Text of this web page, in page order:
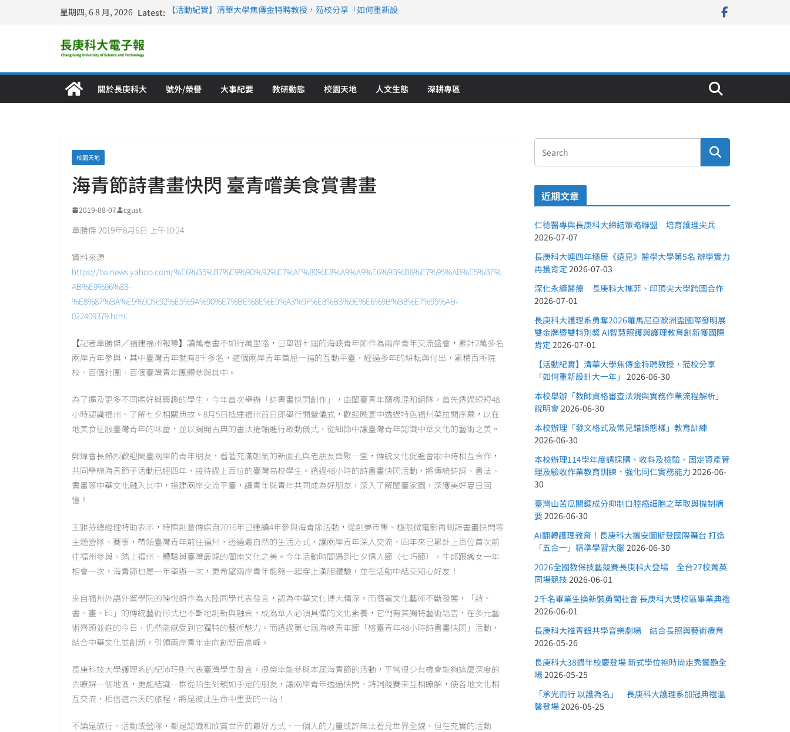
星期四, 6 8 月, 2026 Latest:
【活動紀實】清華大學焦傳金特聘教授，蒞校分享「如何重新設
長庚科大護理系勇奪2026羅馬尼亞歐洲盃國際發明展雙金牌暨雙
特別獎 AI智慧照護與護理教育創新獲國際肯定
關於長庚科大 號外/榮譽 大事紀要 教研動態 校園天地 人文生態 深耕專區
校園天地
海青節詩書畫快閃 臺青嚐美食賞書畫
2019-08-07 cgust
章勝傑 2019年8月6日 上午10:24
資料來源
https://tw.news.yahoo.com/%E6%B5%B7%E9%9D%92%E7%AF%80%E8%A9%A9%E6%9B%B8%E7%95%AB%E5%BF%
AB%E9%96%83-
%E8%87%BA%E9%9D%92%E5%9A%90%E7%BE%8E%E9%A3%9F%E8%B3%9E%E6%9B%B8%E7%95%AB-
022409379.html
【記者章勝傑／福建福州報導】讀萬卷書不如行萬里路，已舉辦七屆的海峽青年節作為兩岸青年交流盛會，累計2萬多名
兩岸青年參與，其中臺灣青年就有8千多名，這個兩岸青年首屈一指的互動平臺，經過多年的耕耘與付出，累積百所院
校、百個社團、百個臺灣青年團體參與其中。
為了擴及更多不同嗜好與興趣的學生，今年首次舉辦「詩書畫快閃創作」，由閩臺青年隨機混和組隊，首先透過短短48
小時認識福州、了解七夕相關典故。8月5日抵達福州首日即舉行開營儀式，歡迎晚宴中透過特色福州菜拉開序幕，以在
地美食征服臺灣青年的味蕾，並以揭開古典的書法捲軸進行啟動儀式，從細節中讓臺灣青年認識中華文化的藝術之美。
鄭煒會長熱烈歡迎閩臺兩岸的青年朋友，看著充滿朝氣的新面孔與老朋友齊聚一堂，傳統文化促進會跟中時相互合作，
共同舉辦海青節子活動已經四年，接待過上百位的臺灣高校學生。透過48小時的詩書畫快閃活動，將傳統詩詞、書法、
書畫等中華文化融入其中，搭建兩岸交流平臺，讓青年與青年共同成為好朋友，深入了解閩臺家園，深獲美好夏日回
憶！
王雅芬總經理特助表示，時際創意傳媒自2016年已連續4年參與海青節活動，從創夢市集、極限微電影再到詩書畫快閃等
主題營隊、賽事，帶領臺灣青年前往福州，透過最自然的生活方式，讓兩岸青年深入交流，四年來已累計上百位首次前
往福州參與、踏上福州、體驗與臺灣最親的閩南文化之美。今年活動時間遇到七夕情人節（七巧節），牛郎跟織女一年
相會一次，海青節也是一年舉辦一次，更希望兩岸青年能夠一起穿上漢服體驗，並在活動中結交知心好友！
來自福州外語外貿學院的陳悅妍作為大陸同學代表發言，認為中華文化博大精深，而隨著文化藝術不斷發展，「詩、
書、畫、印」的傳統藝術形式也不斷地創新與融合，成為華人必須具備的文化素養，它們有其獨特藝術語言，在多元藝
術齊頭並進的今日，仍然能感受到它獨特的藝術魅力。而透過第七屆海峽青年節「榕臺青年48小時詩書畫快閃」活動，
結合中華文化並創新，引領兩岸青年走向創新最高峰。
長庚科技大學護理系的紀沛玗則代表臺灣學生發言，很榮幸能參與本屆海青節的活動，平常很少有機會能夠這麼深度的
去瞭解一個地區，更能結識一群從陌生到親如手足的朋友，讓兩岸青年透過快閃、詩詞競賽來互相瞭解，使各地文化相
互交流，相信這六天的旅程，將是彼此生命中重要的一站！
不論是旅行、活動或營隊，都是認識和欣賞世界的最好方式，一個人的力量或許無法看見世界全貌，但在充實的活動
近期文章
仁德醫專與長庚科大締結策略聯盟 培育護理尖兵
2026-07-07
長庚科大連四年穩居《遠見》醫學大學第5名 辦學實力
再獲肯定 2026-07-03
深化永續醫療 長庚科大攜菲、印頂尖大學跨國合作
2026-07-01
長庚科大護理系勇奪2026羅馬尼亞歐洲盃國際發明展
雙金牌暨雙特別獎 AI智慧照護與護理教育創新獲國際
肯定 2026-07-01
【活動紀實】清華大學焦傳金特聘教授，蒞校分享
「如何重新設計大一年」 2026-06-30
本校舉辦「教師資格審查法規與實務作業流程解析」
說明會2026-06-30
本校辦理「發文格式及常見錯誤態樣」教育訓練
2026-06-30
本校辦理114學年度請採購、收料及檢驗、固定資產管
理及驗收作業教育訓練，強化同仁實務能力 2026-06-
30
臺灣山苦瓜關鍵成分抑制口腔癌細胞之萃取與機制摘
要2026-06-30
AI翻轉護理教育！長庚科大攜安圖斯登國際舞台 打造
「五合一」精準學習大腦 2026-06-30
2026全國教保技藝競賽長庚科大登場 全台27校菁英
同場競技 2026-06-01
2千名畢業生換新裝勇闖社會 長庚科大雙校區畢業典禮
2026-06-01
長庚科大推青銀共學音樂劇場 結合長照與藝術療育
2026-05-26
長庚科大38週年校慶登場 新式學位袍時尚走秀驚艷全
場2026-05-25
「承光而行 以護為名」 長庚科大護理系加冠典禮溫
馨登場2026-05-25